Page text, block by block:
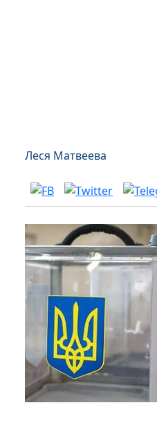
Леся Матвеева